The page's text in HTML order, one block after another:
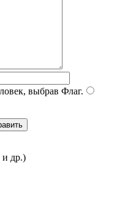
выбрав Флаг.
др.)